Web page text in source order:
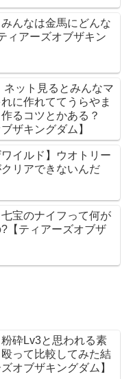
みんなは金馬にどんな
ィアーズオブザキン
ネット見るとみんなマ
に作れててうらやま
るコツとかある？
ザキングダム】
ワイルド】ウオトリー
リアできないんだ
七宝のナイフって何が
【ティアーズオブザ
粉砕Lv3と思われる素
って比較してみた結
オブザキングダム】